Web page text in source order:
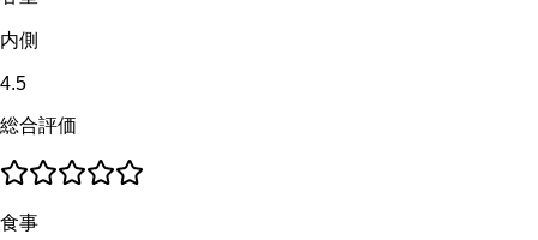
内側
4.5
総合評価
食事